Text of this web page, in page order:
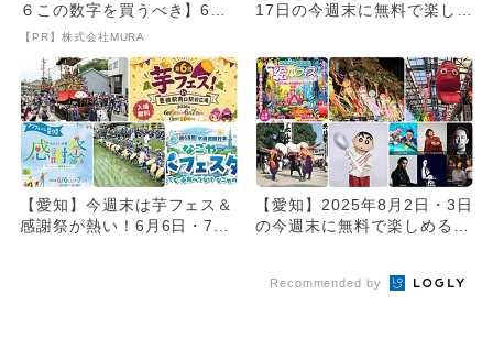
６この数字を買うべき】6つ
の数字が「完全一致」する
【PR】株式会社MURA
17日の今週末に無料で楽しめ
【愛知】今週末は芋フェス＆
感謝祭が熱い！6月6日・7日
【愛知】2025年8月2日・3日
の今週末に無料で楽しめるイ
Recommended by